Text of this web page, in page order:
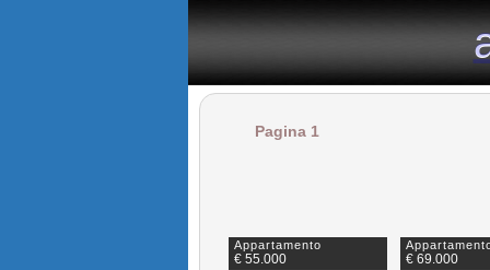
Pagina 1
Appartamento
€ 55.000 € 69.000